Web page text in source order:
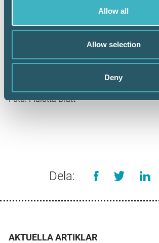
Allow all
Allow selection
Deny
Andreas Elvén
Foto: Fialotta Bratt
Dela:
AKTUELLA ARTIKLAR